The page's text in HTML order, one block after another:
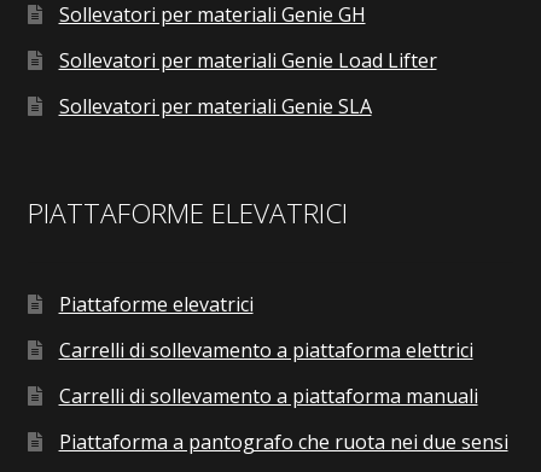
Sollevatori per materiali Genie GH
Sollevatori per materiali Genie Load Lifter
Sollevatori per materiali Genie SLA
PIATTAFORME ELEVATRICI
Piattaforme elevatrici
Carrelli di sollevamento a piattaforma elettrici
Carrelli di sollevamento a piattaforma manuali
Piattaforma a pantografo che ruota nei due sensi